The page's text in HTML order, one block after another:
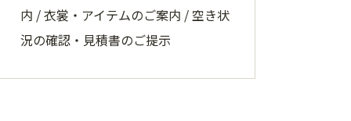
内 / 衣裳・アイテムのご案内 / 空き状
況の確認・見積書のご提示